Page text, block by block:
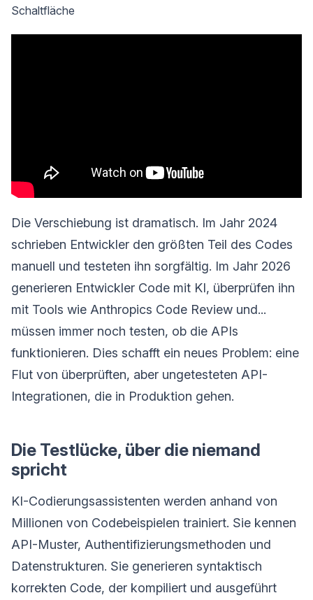
Schaltfläche
Die Verschiebung ist dramatisch. Im Jahr 2024
schrieben Entwickler den größten Teil des Codes
manuell und testeten ihn sorgfältig. Im Jahr 2026
generieren Entwickler Code mit KI, überprüfen ihn
mit Tools wie Anthropics Code Review und...
müssen immer noch testen, ob die APIs
funktionieren. Dies schafft ein neues Problem: eine
Flut von überprüften, aber ungetesteten API-
Integrationen, die in Produktion gehen.
Die Testlücke, über die niemand
spricht
KI-Codierungsassistenten werden anhand von
Millionen von Codebeispielen trainiert. Sie kennen
API-Muster, Authentifizierungsmethoden und
Datenstrukturen. Sie generieren syntaktisch
korrekten Code, der kompiliert und ausgeführt